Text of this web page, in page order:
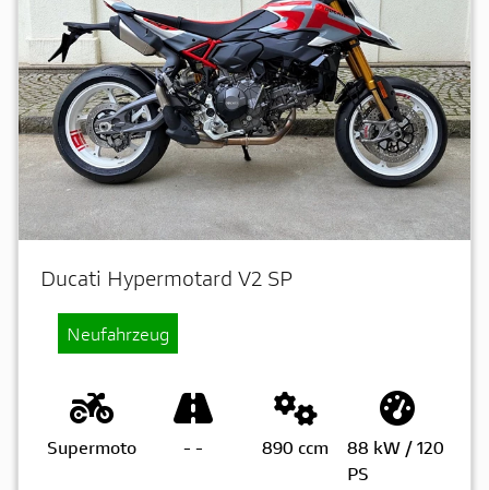
Ducati Hypermotard V2 SP
Neufahrzeug
Supermoto - - 890 ccm
88 kW / 120
PS